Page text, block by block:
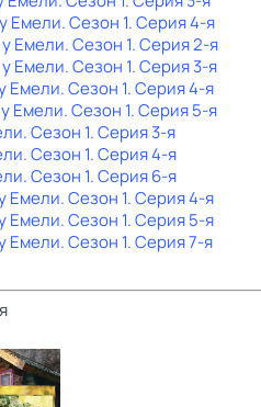
Емели. Сезон 1. Серия 4-я
Емели. Сезон 1. Серия 2-я
Емели. Сезон 1. Серия 3-я
Емели. Сезон 1. Серия 4-я
Емели. Сезон 1. Серия 5-я
. Сезон 1. Серия 3-я
. Сезон 1. Серия 4-я
. Сезон 1. Серия 6-я
Емели. Сезон 1. Серия 4-я
Емели. Сезон 1. Серия 5-я
Емели. Сезон 1. Серия 7-я